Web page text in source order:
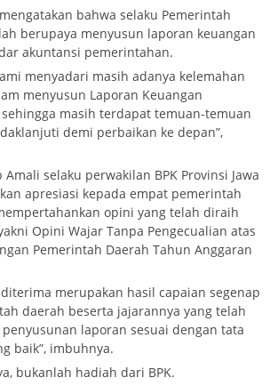
bahwa selaku Pemerintah
berupaya menyusun laporan keuangan
akuntansi pemerintahan.
menyadari masih adanya kelemahan
menyusun Laporan Keuangan
masih terdapat temuan-temuan
demi perbaikan ke depan”,
selaku perwakilan BPK Provinsi Jawa
apresiasi kepada empat pemerintah
opini yang telah diraih
Opini Wajar Tanpa Pengecualian atas
Pemerintah Daerah Tahun Anggaran
merupakan hasil capaian segenap
daerah beserta jajarannya yang telah
laporan sesuai dengan tata
baik”, imbuhnya.
bukanlah hadiah dari BPK.